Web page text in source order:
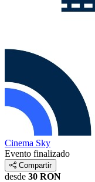
Cinema Sky
Evento finalizado
Compartir
desde 30 RON